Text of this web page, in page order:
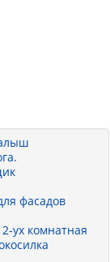
фасадов
ух комнатная